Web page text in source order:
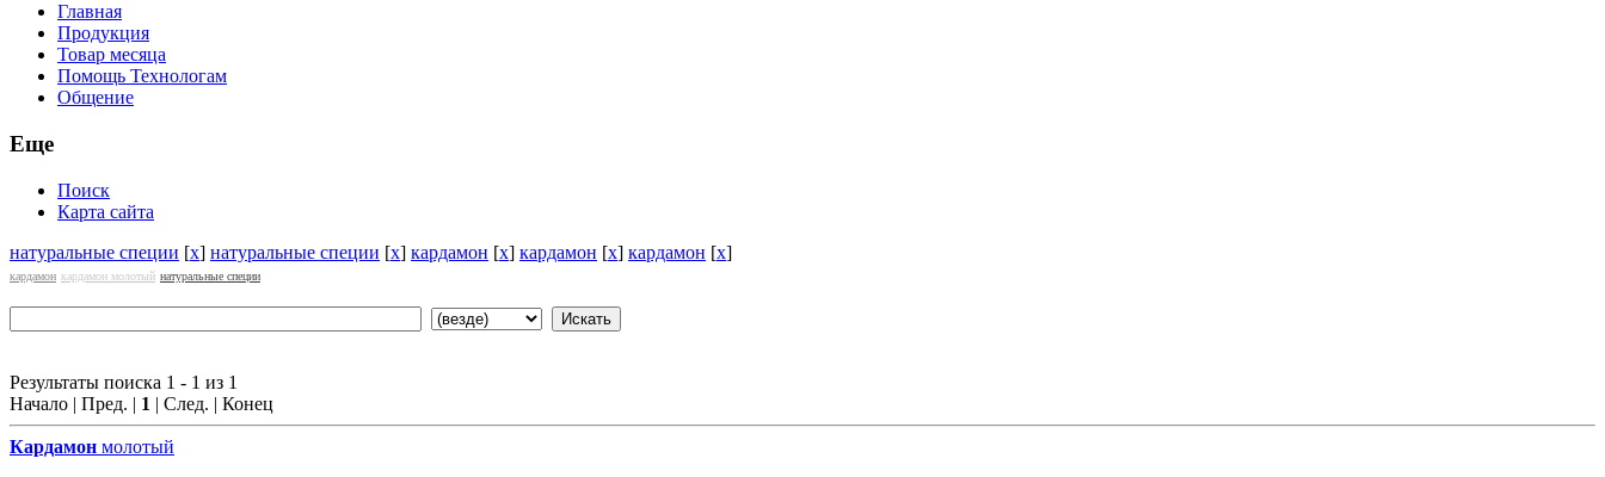
Главная
Продукция
Товар месяца
Помощь Технологам
Общение
Еще
Поиск
Карта сайта
натуральные специи [x] натуральные специи [x] кардамон [x] кардамон [x] кардамон [x]
кардамон кардамон молотый натуральные специи
Результаты поиска 1 - 1 из 1
Начало | Пред. | 1 | След. | Конец
Кардамон молотый